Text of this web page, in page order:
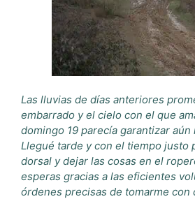
Las lluvias de días anteriores
embarrado y el cielo con el que
domingo 19 parecía garantizar aún
Llegué tarde y con el tiempo justo
dorsal y dejar las cosas en el
esperas gracias a las eficientes
órdenes precisas de tomarme con